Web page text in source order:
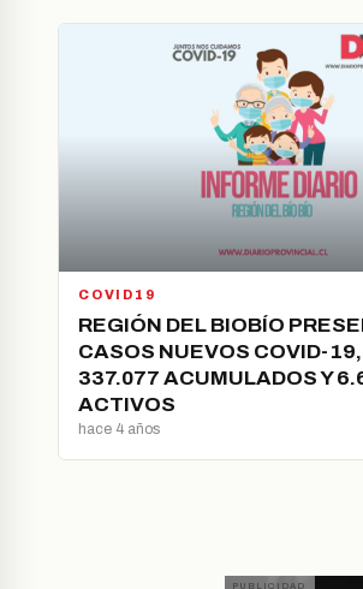
COVID19
REGIÓN DEL BIOBÍO
CASOS NUEVOS COVID-
337.077 ACUMULADOS Y
ACTIVOS
hace 4 años